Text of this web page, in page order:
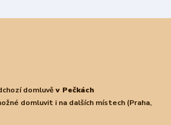
domluvěv Pečkách
domluvit i na dalších místech (Praha,